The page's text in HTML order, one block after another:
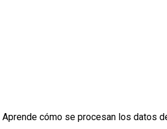
Aprende cómo se procesan los datos